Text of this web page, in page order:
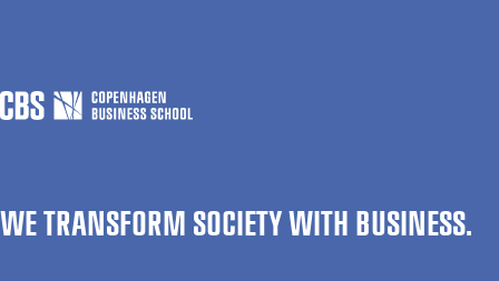
WE TRANSFORM SOCIETY WITH BUSINESS.